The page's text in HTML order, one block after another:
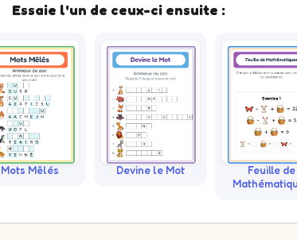
Essaie l'un de ceux-ci ensuite :
Mots Mêlés Devine le Mot
Feuille de